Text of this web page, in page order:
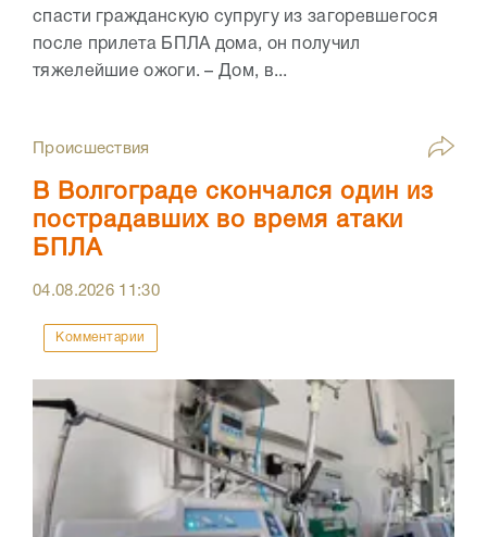
спасти гражданскую супругу из загоревшегося
после прилета БПЛА дома, он получил
тяжелейшие ожоги. – Дом, в...
Происшествия
В Волгограде скончался один из
пострадавших во время атаки
БПЛА
04.08.2026 11:30
Комментарии